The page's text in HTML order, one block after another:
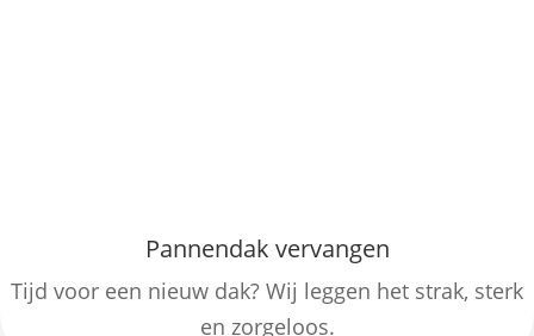
Pannendak vervangen
Tijd voor een nieuw dak? Wij leggen het strak, sterk
en zorgeloos.